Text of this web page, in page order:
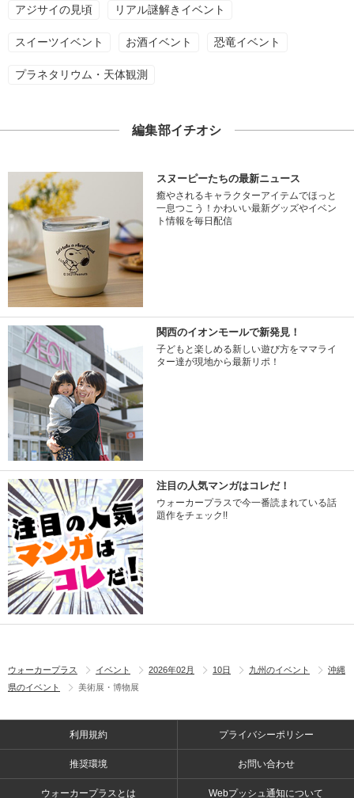
アジサイの見頃 リアル謎解きイベント
スイーツイベント お酒イベント 恐竜イベント
プラネタリウム・天体観測
編集部イチオシ
スヌーピーたちの最新ニュース
癒やされるキャラクターアイテムでほっと
一息つこう！かわいい最新グッズやイベン
ト情報を毎日配信
関西のイオンモールで新発見！
子どもと楽しめる新しい遊び方をママライ
ター達が現地から最新リポ！
注目の人気マンガはコレだ！
ウォーカープラスで今一番読まれている話
題作をチェック!!
ウォーカープラス イベント 2026年02月 10日 九州のイベント
沖縄
県のイベント
美術展・博物展
利用規約 プライバシーポリシー
推奨環境 お問い合わせ
ウォーカープラスとは Webプッシュ通知について